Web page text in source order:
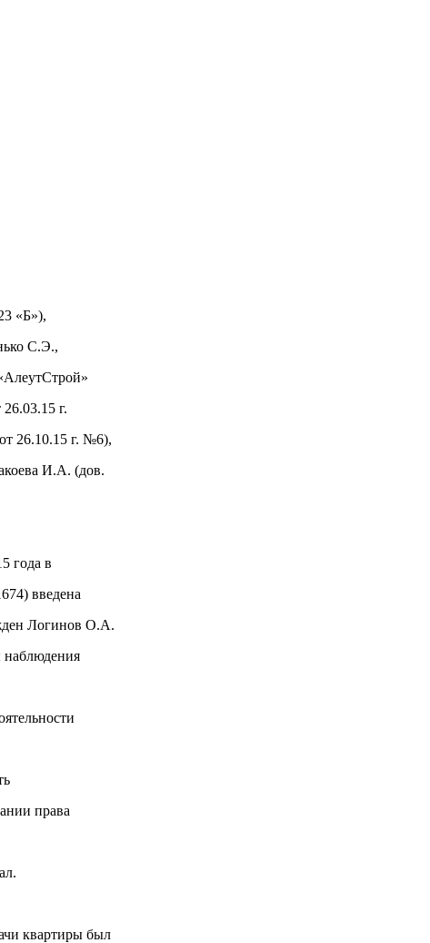
«Б»),
С.Э.,
г.
26.10.15 г. №6),
И.А. (дов.
года в
введена
Логинов О.А.
права
квартиры был